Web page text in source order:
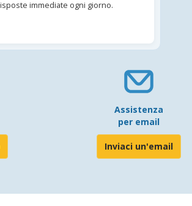
immediate ogni giorno.
Assistenza
per email
Inviaci un'email